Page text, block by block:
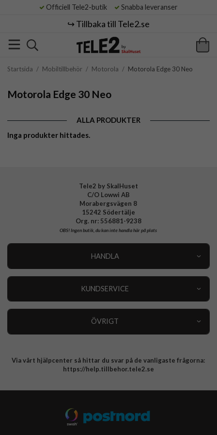
Officiell Tele2-butik Snabba leveranser
↪️ Tillbaka till Tele2.se
Startsida / Mobiltillbehör / Motorola / Motorola Edge 30 Neo
Motorola Edge 30 Neo
ALLA PRODUKTER
Inga produkter hittades.
Tele2 by SkalHuset
C/O Lowwi AB
Morabergsvägen 8
15242 Södertälje
Org. nr: 556881-9238
OBS!Ingen butik, du kan inte handla här på plats
HANDLA
KUNDSERVICE
ÖVRIGT
Integritetspolicy
Via vårt hjälpcenter så hittar du svar på de vanligaste frågorna:
https://help.tillbehor.tele2.se